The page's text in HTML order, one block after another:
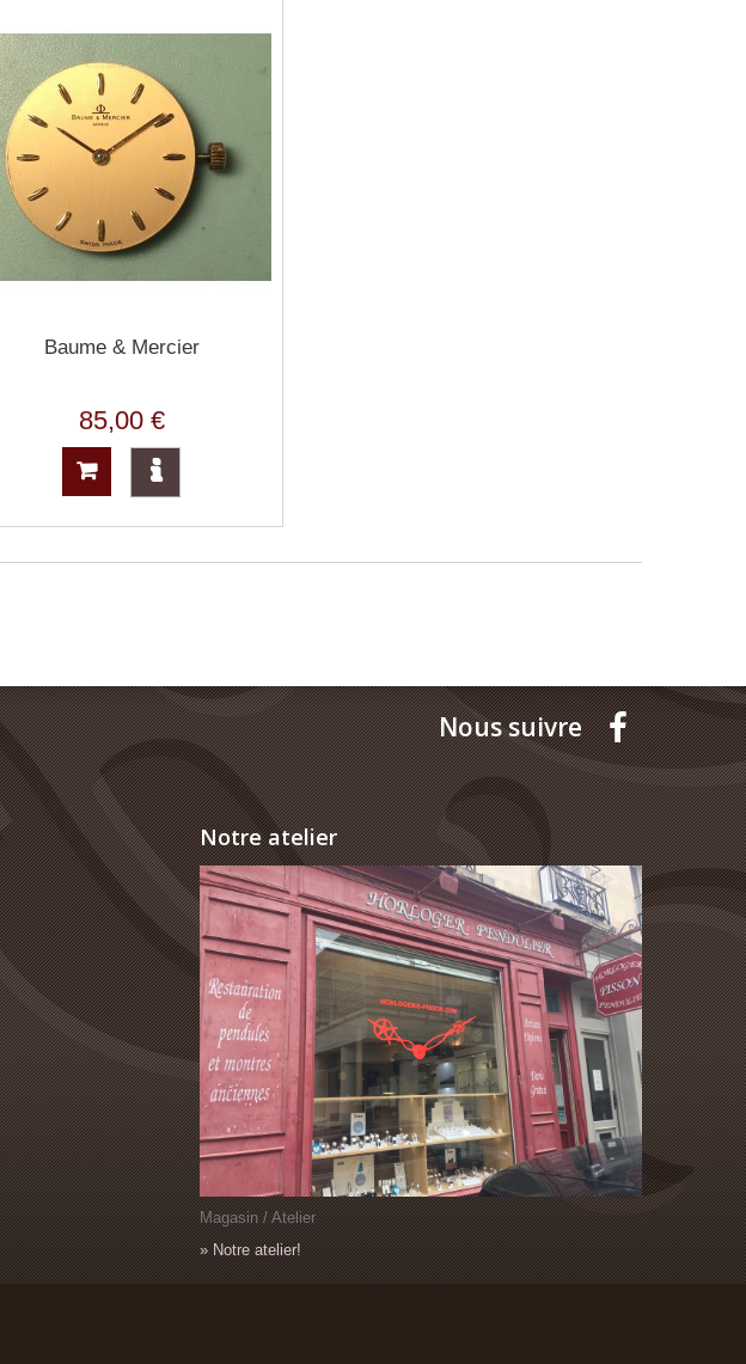
Baume & Mercier
85,00 €
Nous suivre
Notre atelier
Magasin / Atelier
» Notre atelier!